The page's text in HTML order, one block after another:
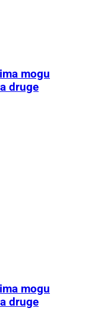
mogu
druge
mogu
druge